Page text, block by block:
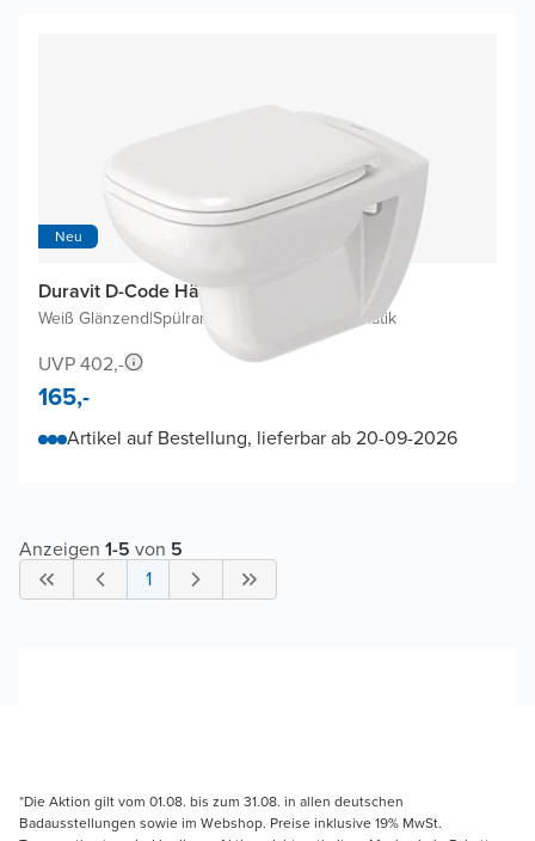
Neu
Duravit D-Code Hänge WC
Weiß Glänzend|Spülrandlos Mit Absenkautomatik
UVP 402,-
165,-
Artikel auf Bestellung, lieferbar ab 20-09-2026
Anzeigen 1-5 von 5
1
*Die Aktion gilt vom 01.08. bis zum 31.08. in allen deutschen
Badausstellungen sowie im Webshop. Preise inklusive 19% MwSt.